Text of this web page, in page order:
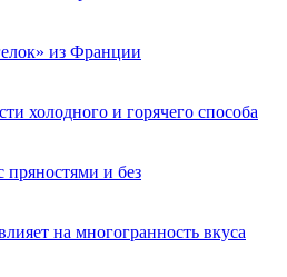
из Франции
холодного и горячего способа
пряностями и без
на многогранность вкуса